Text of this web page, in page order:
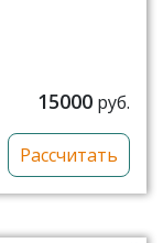
15000 руб.
Рассчитать